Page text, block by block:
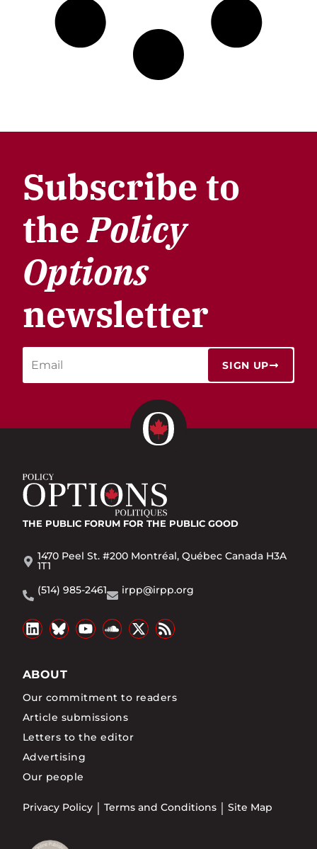
Subscribe to
thePolicy
Options
newsletter
SIGN UP
THE PUBLIC FORUM FOR THE PUBLIC GOOD
1470 Peel St. #200 Montréal, Québec Canada H3A
1T1
(514) 985-2461
irpp@irpp.org
ABOUT
Our commitment to readers
Article submissions
Letters to the editor
Advertising
Our people
Privacy Policy Terms and Conditions Site Map